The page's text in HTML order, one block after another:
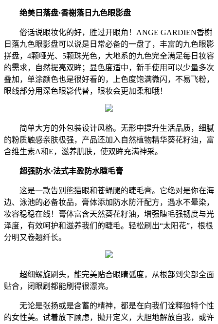
绝美日落盘·香榭落日九色眼影盘
俗话说眼妆化的好，胜过开眼角！ANGE GARDIEN香榭
日落九色眼影盘可以说是日常必备的一盘了，丰富的九色眼影
拼盘，4颗哑光、5颗珠光色，大地系的九色完全满足每日妆容
的需求，自然提亮双眸；显色度适中，新手使用可以少量多次
叠加，单涂颜色也是很好看的，上色度饱满微闪，不易飞粉，
眼线部分用深色眼影代替，眼妆会更加柔和哦！
简单大方的外包装设计风格。无形中提升生活品质，细腻
的粉质触感亲肤极强，产品还加入自然植物精华葵花籽油，富
含维生素A和E，滋养肌肤，使双眸充满神采。
超强防水·法式丰盈防水睫毛膏
这是一款告别熊猫眼和苍蝇腿的睫毛膏。它绝对是你在海
边、泳池的必备妆品，膏体添加防水防汗配方，遇水不晕染，
妆容稳稳在线！膏体富含天然葵花籽油，增强睫毛强韧度与光
泽度，有效呵护和滋养我们的睫毛。轻松刷出“太阳花”，根根
分明又卷翘纤长。
超细螺旋刷头，能完美贴合眼睛弧度，从根部到尖部全面
贴合，闭眼刷都能刷得很漂亮。
无论是张扬或是含蓄的精神，都是在向我们诠释独特个性
的女性美。试着放下顾虑，抛开定义，大胆地解放自我，或许